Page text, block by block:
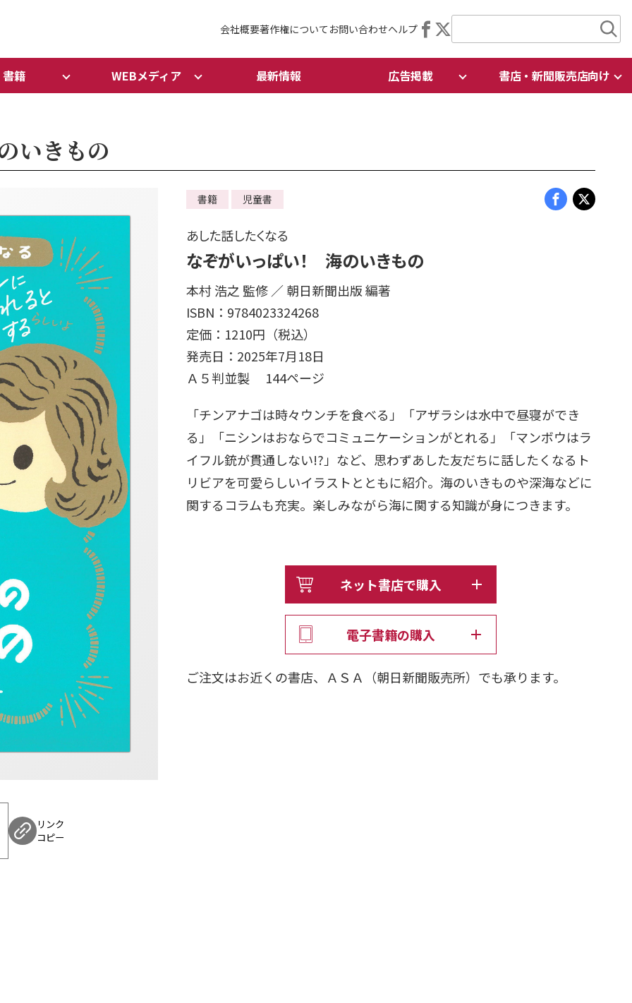
会社概要著作権について お問い合わせヘルプ
書籍 WEBメディア 最新情報 広告掲載 書店・新聞販売店向け
いきもの
リンク
コピー
書籍 児童書
あした話したくなる
なぞがいっぱい！ 海のいきもの
本村 浩之 監修 ／ 朝日新聞出版 編著
ISBN：9784023324268
定価：1210円（税込）
発売日：2025年7月18日
Ａ５判並製 144ページ
「チンアナゴは時々ウンチを食べる」「アザラシは水中で昼寝ができ
る」「ニシンはおならでコミュニケーションがとれる」「マンボウはラ
イフル銃が貫通しない!?」など、思わずあした友だちに話したくなるト
リビアを可愛らしいイラストとともに紹介。海のいきものや深海などに
関するコラムも充実。楽しみながら海に関する知識が身につきます。
ネット書店で購入
電子書籍の購入
ご注文はお近くの書店、ＡＳＡ（朝日新聞販売所）でも承ります。